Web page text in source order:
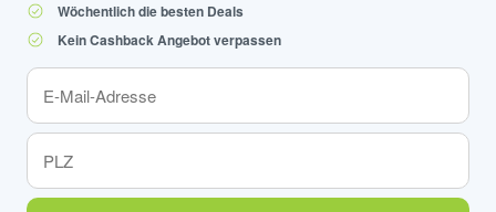
Wöchentlich die besten Deals
Kein Cashback Angebot verpassen